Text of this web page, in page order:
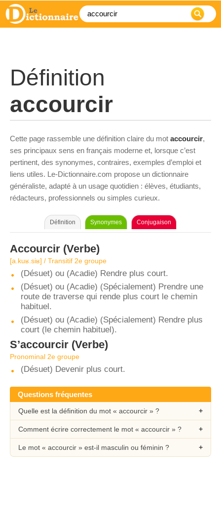
Définition
accourcir
Cette page rassemble une définition claire du mot accourcir,
ses principaux sens en français moderne et, lorsque c’est
pertinent, des synonymes, contraires, exemples d’emploi et
liens utiles. Le-Dictionnaire.com propose un dictionnaire
généraliste, adapté à un usage quotidien : élèves, étudiants,
rédacteurs, professionnels ou simples curieux.
Définition Synonymes Conjugaison
Accourcir (Verbe)
[a.kuʁ.siʁ] / Transitif 2e groupe
(Désuet) ou (Acadie) Rendre plus court.
(Désuet) ou (Acadie) (Spécialement) Prendre une
route de traverse qui rende plus court le chemin
habituel.
(Désuet) ou (Acadie) (Spécialement) Rendre plus
court (le chemin habituel).
S’accourcir (Verbe)
Pronominal 2e groupe
(Désuet) Devenir plus court.
Questions fréquentes
Quelle est la définition du mot « accourcir » ?
Comment écrire correctement le mot « accourcir » ?
Le mot « accourcir » est-il masculin ou féminin ?